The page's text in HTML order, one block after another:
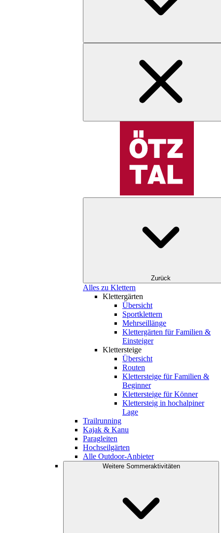
Zurück
Alles zu Klettern
Klettergärten
Übersicht
Sportklettern
Mehrseillänge
Klettergärten für Familien &
Einsteiger
Klettersteige
Übersicht
Routen
Klettersteige für Familien &
Beginner
Klettersteige für Könner
Klettersteig in hochalpiner
Lage
Trailrunning
Kajak & Kanu
Paragleiten
Hochseilgärten
Alle Outdoor-Anbieter
Weitere Sommeraktivitäten